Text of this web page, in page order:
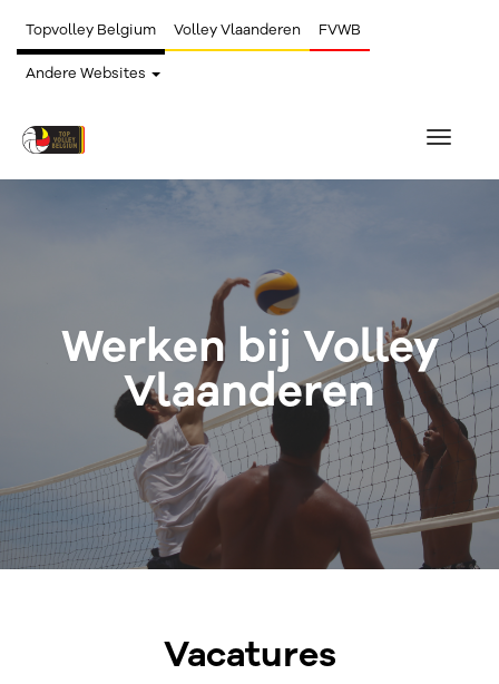
Topvolley Belgium Volley Vlaanderen FVWB
Andere Websites
Toggle
Werken bij Volley
Vlaanderen
Vacatures